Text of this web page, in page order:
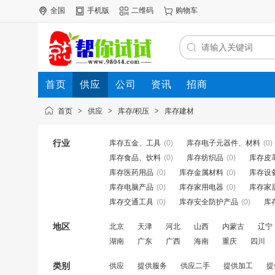
全国 手机版 二维码 购物车
首页 供应 公司 资讯 招商
首页 > 供应 > 库存/积压 > 库存建材
行业 库存五金、工具 (0) 库存电子元器件、材料 (0)
库存食品、饮料 (0) 库存纺织品 (0)
库存皮
库存医药用品 (0) 库存金属材料 (0)
库存设
库存电脑产品 (0) 库存家用电器 (0)
库存家
库存交通工具 (0) 库存安全防护产品 (0) 库
地区 北京 天津 河北 山西 内蒙古
辽宁
湖南
广东 广西 海南 重庆 四川
类别 供应 提供服务 供应二手 提供加工